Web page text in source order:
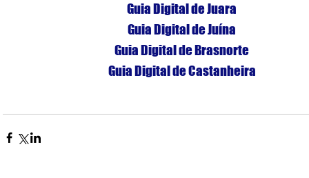
Guia Digital de Juara
Guia Digital de Juína
Guia Digital de Brasnorte
Guia Digital de Castanheira